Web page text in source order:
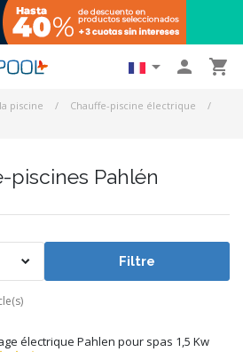
  
piscine
Chauffe-piscine électrique
piscines Pahlén
Filtre
électrique Pahlen pour spas 1,5 Kw